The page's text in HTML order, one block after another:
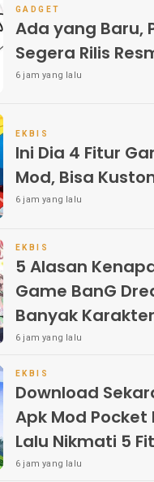
GADGET
Ada yang Baru,
Segera Rilis
6 jam yang lalu
EKBIS
Ini Dia 4 Fitur
Mod, Bisa
6 jam yang lalu
EKBIS
5 Alasan
Game BanG
Banyak
6 jam yang lalu
EKBIS
Download
Apk Mod Pocket
Lalu Nikmati 5
6 jam yang lalu